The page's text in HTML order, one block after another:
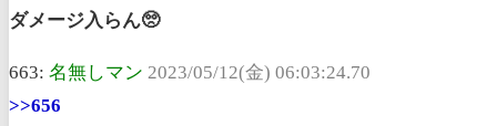
ダメージ入らん🥺
663: 名無しマン 2023/05/12(金) 06:03:24.70
>>656